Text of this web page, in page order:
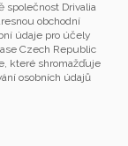
společnost Drivalia
obchodní
údaje pro účely
Czech Republic
které shromažďuje
osobních údajů